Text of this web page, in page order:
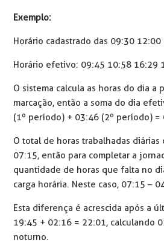
Exemplo:
Horário cadastrado das 09:30
Horário efetivo: 09:45 10:58 16:29
O sistema calcula as horas do dia a
marcação, então a soma do dia
(1º período) + 03:46 (2º período) =
O total de horas trabalhadas diárias
07:15, então para completar a
quantidade de horas que falta no
carga horária. Neste caso, 07:15 –
Esta diferença é acrescida após a
19:45 + 02:16 = 22:01, calculando
noturno.